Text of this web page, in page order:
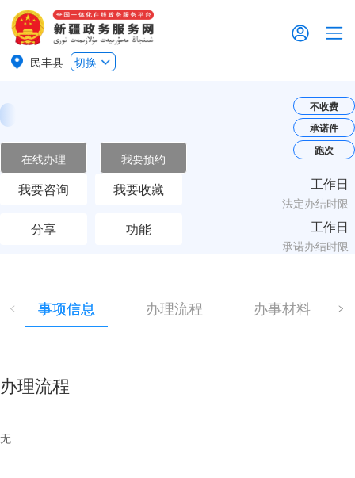
民丰县 切换
在线办理 我要预约
我要咨询 我要收藏
分享 功能
不收费
承诺件
跑次
工作日
法定办结时限
工作日
承诺办结时限
事项信息 办理流程 办事材料
办理流程
无